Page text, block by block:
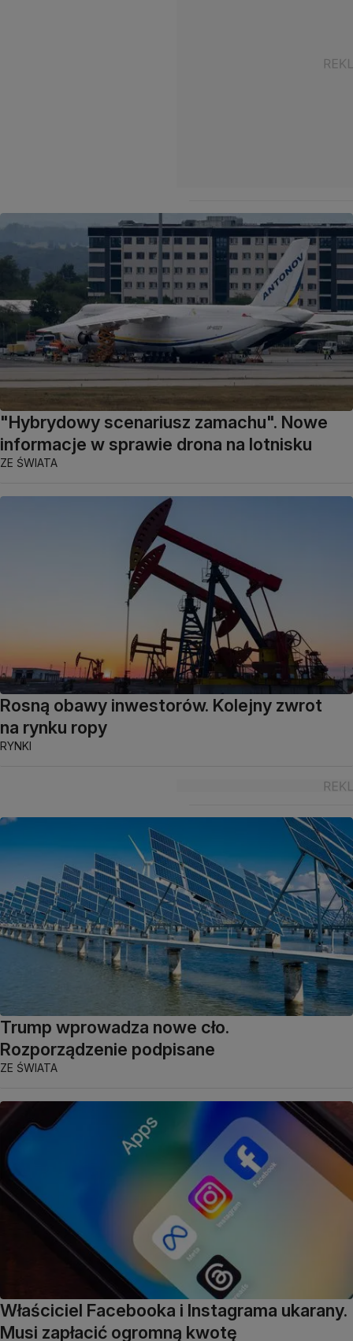
"Hybrydowy scenariusz zamachu". Nowe
informacje w sprawie drona na lotnisku
ZE ŚWIATA
Rosną obawy inwestorów. Kolejny zwrot
na rynku ropy
RYNKI
Trump wprowadza nowe cło.
Rozporządzenie podpisane
ZE ŚWIATA
Właściciel Facebooka i Instagrama ukarany.
Musi zapłacić ogromną kwotę